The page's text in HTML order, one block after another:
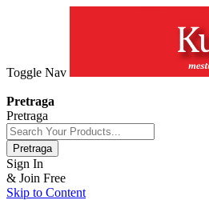
Toggle Nav
Pretraga
Pretraga
Pretraga
Sign In
& Join Free
Skip to Content